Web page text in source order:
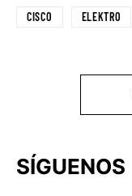
CISCO ELEKTRO
SÍGUENOS